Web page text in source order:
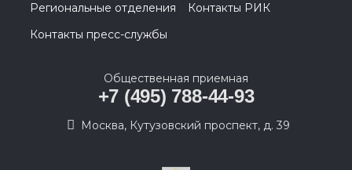
Региональные отделения
Контакты РИК
Контакты пресс-службы
Общественная приемная
+7 (495) 788-44-93
Москва, Кутузовский проспект, д. 39